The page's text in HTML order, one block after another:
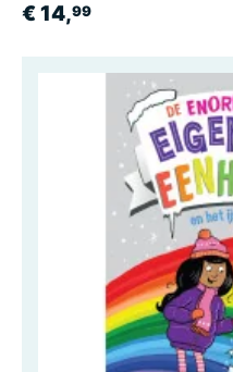
€ 14,99